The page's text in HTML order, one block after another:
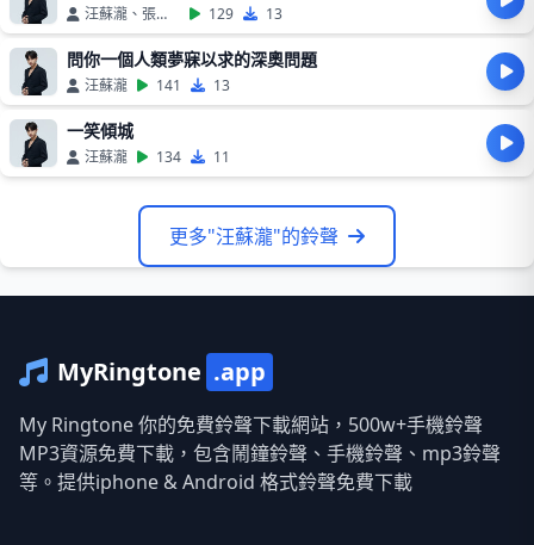
汪蘇瀧、張碧晨 129 13
問你一個人類夢寐以求的深奧問題
汪蘇瀧 141 13
一笑傾城
汪蘇瀧 134 11
更多"汪蘇瀧"的鈴聲
MyRingtone .app
My Ringtone 你的免費鈴聲下載網站，500w+手機鈴聲
MP3資源免費下載，包含鬧鐘鈴聲、手機鈴聲、mp3鈴聲
等。提供iphone & Android 格式鈴聲免費下載